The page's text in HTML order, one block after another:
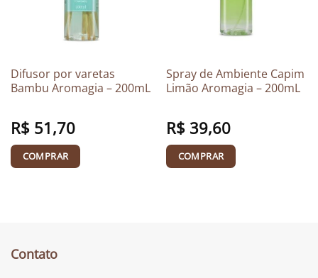
Difusor por varetas
Bambu Aromagia – 200mL
R$51,70
COMPRAR
Spray de Ambiente Capim
Limão Aromagia – 200mL
R$39,60
COMPRAR
Contato